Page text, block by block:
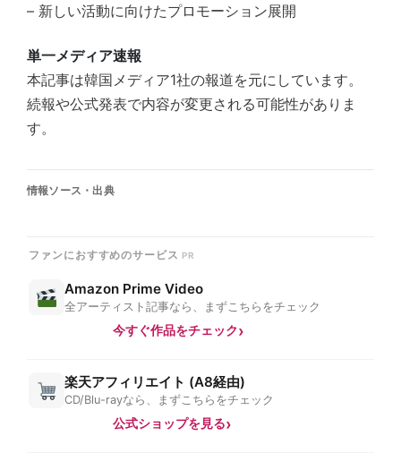
– 新しい活動に向けたプロモーション展開
単一メディア速報
本記事は韓国メディア1社の報道を元にしています。
続報や公式発表で内容が変更される可能性がありま
す。
情報ソース・出典
ファンにおすすめのサービス
Amazon Prime Video
全アーティスト記事なら、まずこちらをチェック
今すぐ作品をチェック
楽天アフィリエイト (A8経由)
CD/Blu-rayなら、まずこちらをチェック
公式ショップを見る